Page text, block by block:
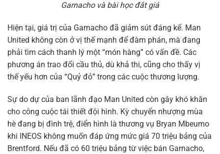
Garnacho và bài học đắt giá
Hiện tại, giá trị của Garnacho đã giảm sút đáng kể. Man
United không còn ở vị thế mạnh để đàm phán, mà đang
phải tìm cách thanh lý một “món hàng” có vấn đề. Các
phương án trao đổi cầu thủ, dù khả thi, cũng cho thấy vị
thế yếu hơn của “Quỷ đỏ” trong các cuộc thương lượng.
Sự do dự của ban lãnh đạo Man United còn gây khó khăn
cho công cuộc tái thiết đội hình. Kỳ chuyển nhượng mùa
hè đang bị đình trệ, điển hình là thương vụ Bryan Mbeumo
khi INEOS không muốn đáp ứng mức giá 70 triệu bảng của
Brentford. Nếu đã có 60 triệu bảng từ việc bán Garnacho,